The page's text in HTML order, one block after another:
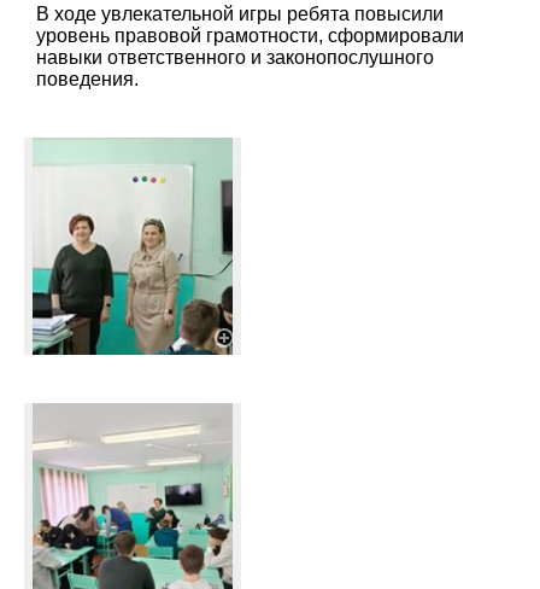
В ходе увлекательной игры ребята повысили
уровень правовой грамотности, сформировали
навыки ответственного и законопослушного
поведения.